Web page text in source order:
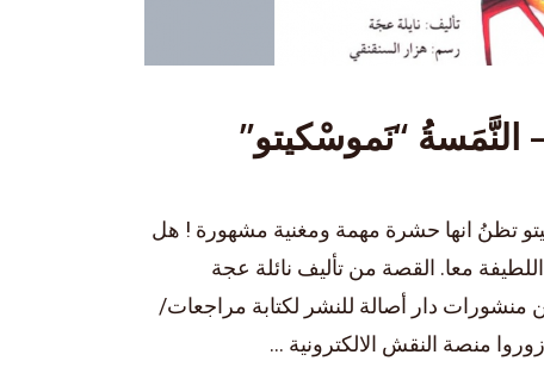
تظنُ انها حشرة مهمة ومغنية مشهورة ! هل
معا. القصة من تأليف نائلة عجة
دار أصالة للنشر لكتابة مراجعات/
منصة النقش الالكترونية ...